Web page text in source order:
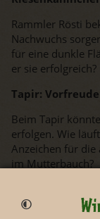
Rammler Rösti
Nachwuchs
für eine dunkle
er sie erfolgreich?
Tapir: Vorfreude
Beim Tapir
erfolgen. Wie
Anzeichen für die
im Mutterbauch?